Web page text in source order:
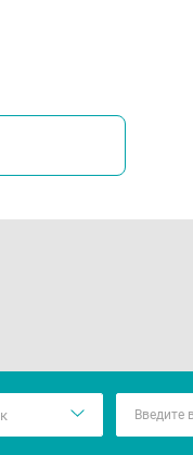
защищённом от
чтобы